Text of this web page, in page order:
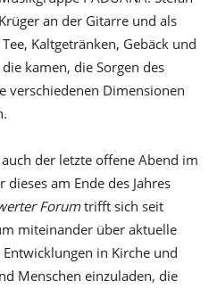
an der Gitarre und als
Kaltgetränken, Gebäck und
kamen, die Sorgen des
verschiedenen Dimensionen
der letzte offene Abend im
am Ende des Jahres
Forumtrifft sich seit
miteinander über aktuelle
in Kirche und
Menschen einzuladen, die